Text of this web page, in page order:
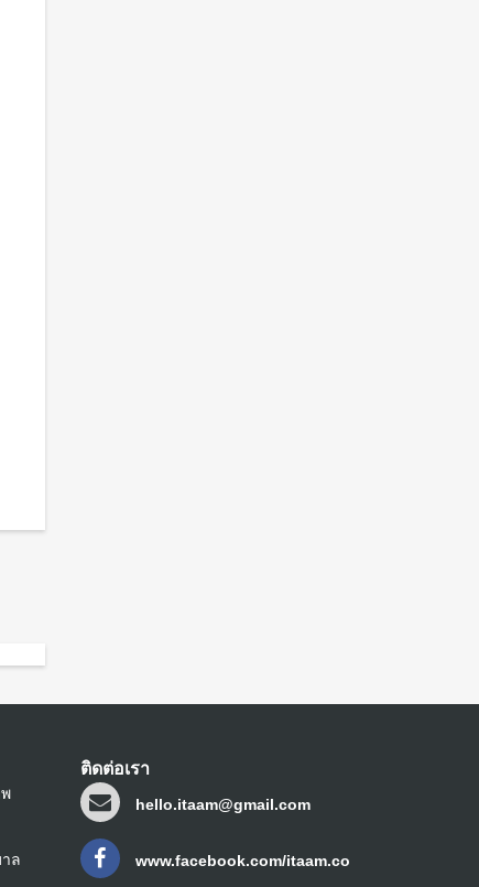
ล
ติดต่อเรา
hello.itaam@gmail.com
www.facebook.com/itaam.co